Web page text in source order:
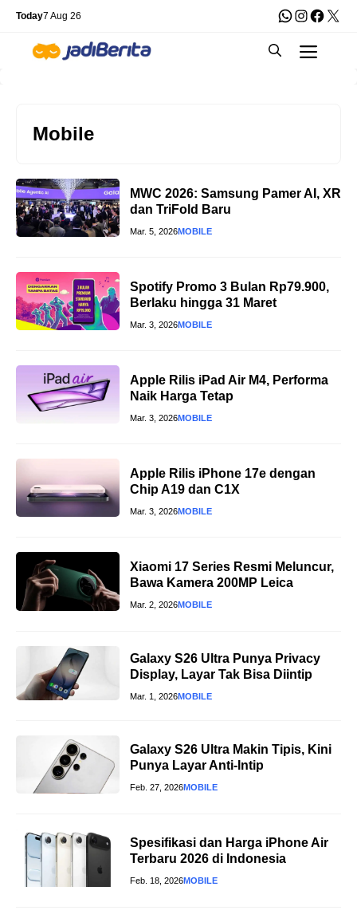
Skip
content
Today7 Aug 26 WhatsApp
X
Mobile
MWC 2026: Samsung Pamer AI, XR
dan TriFold Baru
Mar. 5, 2026MOBILE
Spotify Promo 3 Bulan Rp79.900,
Berlaku hingga 31 Maret
Mar. 3, 2026MOBILE
Apple Rilis iPad Air M4, Performa
Naik Harga Tetap
Mar. 3, 2026MOBILE
Apple Rilis iPhone 17e dengan
Chip A19 dan C1X
Mar. 3, 2026MOBILE
Xiaomi 17 Series Resmi Meluncur,
Bawa Kamera 200MP Leica
Mar. 2, 2026MOBILE
Galaxy S26 Ultra Punya Privacy
Display, Layar Tak Bisa Diintip
Mar. 1, 2026MOBILE
Galaxy S26 Ultra Makin Tipis, Kini
Punya Layar Anti-Intip
Feb. 27, 2026MOBILE
Spesifikasi dan Harga iPhone Air
Terbaru 2026 di Indonesia
Feb. 18, 2026MOBILE